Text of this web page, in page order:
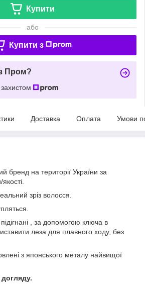
Купити
або
Купити з
Пром?
Доставка Оплата Умови
бренд на території України за
зріз волосся.
підігнані , за допомогою ключа в
леза для плавного ходу, без
з японського металу найвищої